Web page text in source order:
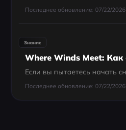
Последнее обновление: 07/22/2026
Знание
Последнее обновление: 07/22/2026